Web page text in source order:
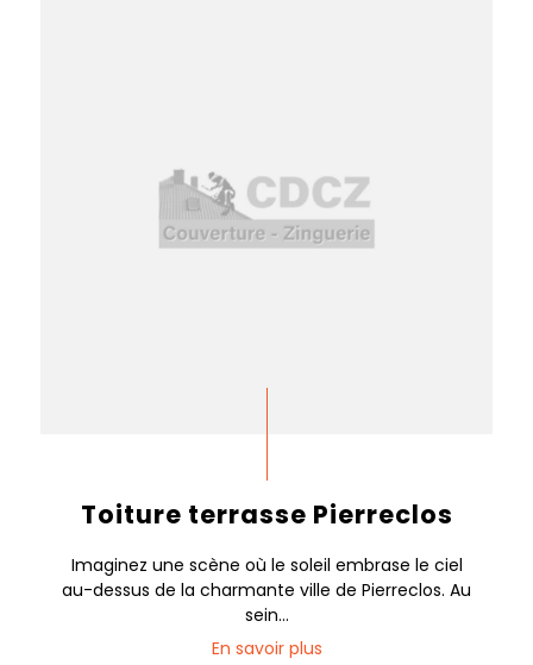
Toiture terrasse Pierreclos
Imaginez une scène où le soleil embrase le ciel
au-dessus de la charmante ville de Pierreclos. Au
sein...
En savoir plus